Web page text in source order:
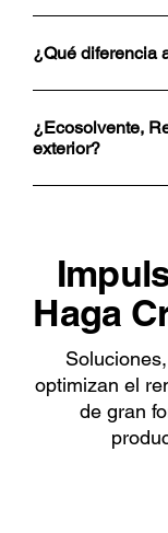
¿Qué diferencia
¿Ecosolvente,
exterior?
Haga
optimizan el
de gran